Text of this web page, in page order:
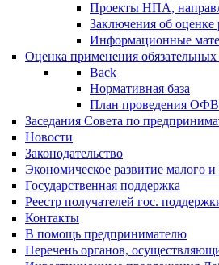
Проекты НПА,
Заключения об
Информационные
Оценка применения
Back
Нормативная база
План проведения
Заседания Совета по
Новости
Законодательство
Экономическое развитие малого и
Государственная поддержка
Реестр получателей гос.
Контакты
В помощь предпринимателю
Перечень органов,